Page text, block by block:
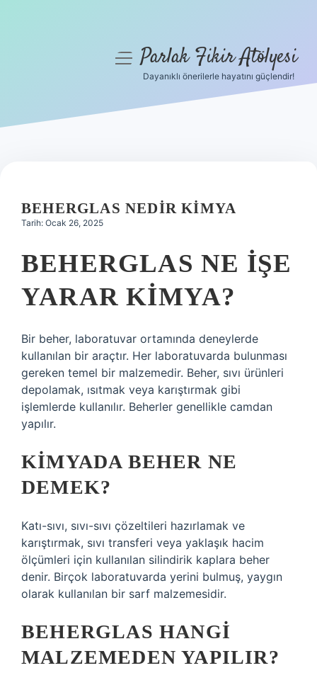
Hakkımızda
menüyüParlak Fikir Atölyesi
Dayanıklı önerilerle hayatını güçlendir!
BEHERGLAS NEDIR KIMYA
Tarih: Ocak 26, 2025
BEHERGLAS NE IŞE
YARAR KIMYA?
Bir beher, laboratuvar ortamında deneylerde
kullanılan bir araçtır. Her laboratuvarda bulunması
gereken temel bir malzemedir. Beher, sıvı ürünleri
depolamak, ısıtmak veya karıştırmak gibi
işlemlerde kullanılır. Beherler genellikle camdan
yapılır.
KIMYADA BEHER NE
DEMEK?
Katı-sıvı, sıvı-sıvı çözeltileri hazırlamak ve
karıştırmak, sıvı transferi veya yaklaşık hacim
ölçümleri için kullanılan silindirik kaplara beher
denir. Birçok laboratuvarda yerini bulmuş, yaygın
olarak kullanılan bir sarf malzemesidir.
BEHERGLAS HANGI
MALZEMEDEN YAPILIR?